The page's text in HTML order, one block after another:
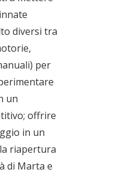
diversi tra
per
un
offrire
in un
riapertura
di Marta e